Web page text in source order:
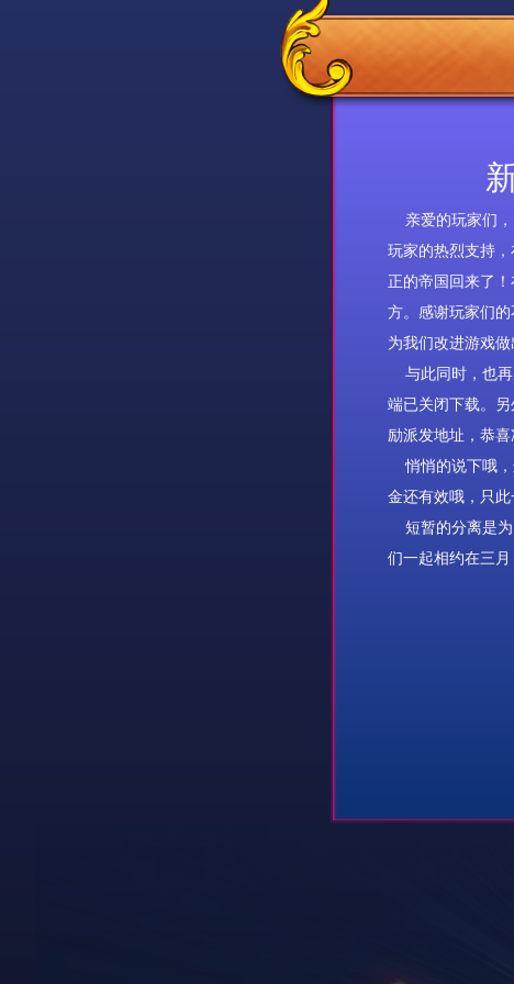
亲爱的玩家们
玩家的热烈支持
正的帝国回来了
方。感谢玩家们
为我们改进游戏做
与此同时，也再
端已关闭下载。
励派发地址，恭
悄悄的说下哦，
金还有效哦，只此
短暂的分离是为
们一起相约在三月